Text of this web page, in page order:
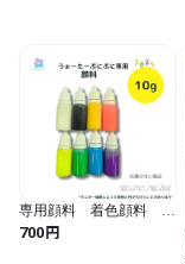
専用顔料 着色顔料
10ml
700円